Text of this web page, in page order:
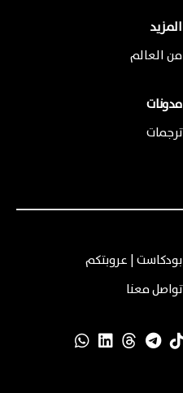
المزيد
من العالم
مدونات
ترجمات
بودكاست | عروبتكم
تواصل معنا